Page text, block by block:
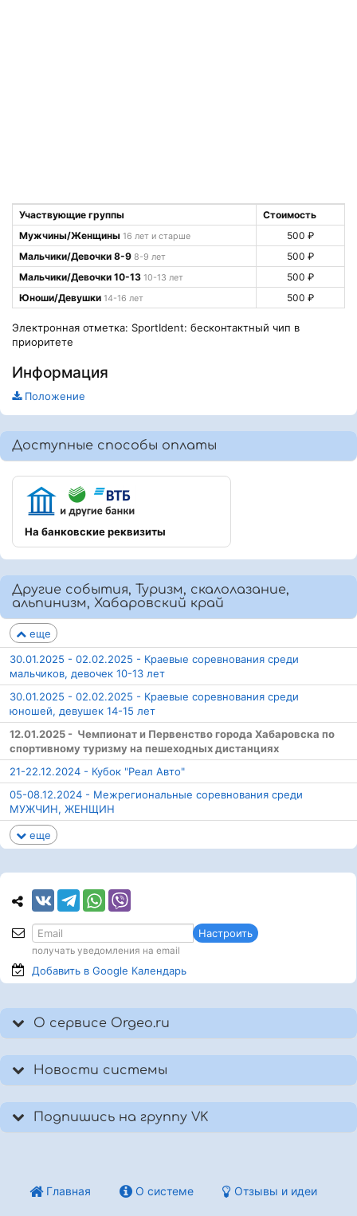
Участвующие группы
Стоимость
Mужчины/Женщины 16 лет и старше
500 ₽
Мальчики/Девочки 8-9 8-9 лет
500 ₽
Мальчики/Девочки 10-13 10-13 лет
500 ₽
Юноши/Девушки 14-16 лет 500 ₽
Электронная отметка: SportIdent: бесконтактный чип в
приоритете
Информация
Положение
Доступные способы оплаты
На банковские реквизиты
Другие события, Туризм, скалолазание,
альпинизм, Хабаровский край
еще
30.01.2025 - 02.02.2025 - Краевые соревнования среди
мальчиков, девочек 10-13 лет
30.01.2025 - 02.02.2025 - Краевые соревнования среди
юношей, девушек 14-15 лет
12.01.2025 - Чемпионат и Первенство города Хабаровска по
спортивному туризму на пешеходных дистанциях
21-22.12.2024 - Кубок "Реал Авто"
05-08.12.2024 - Межрегиональные соревнования среди
МУЖЧИН, ЖЕНЩИН
еще
Настроить
получать уведомления на email
Добавить в Google Календарь
О сервисе Orgeo.ru
Новости системы
Подпишись на группу VK
Главная О системе Отзывы и идеи